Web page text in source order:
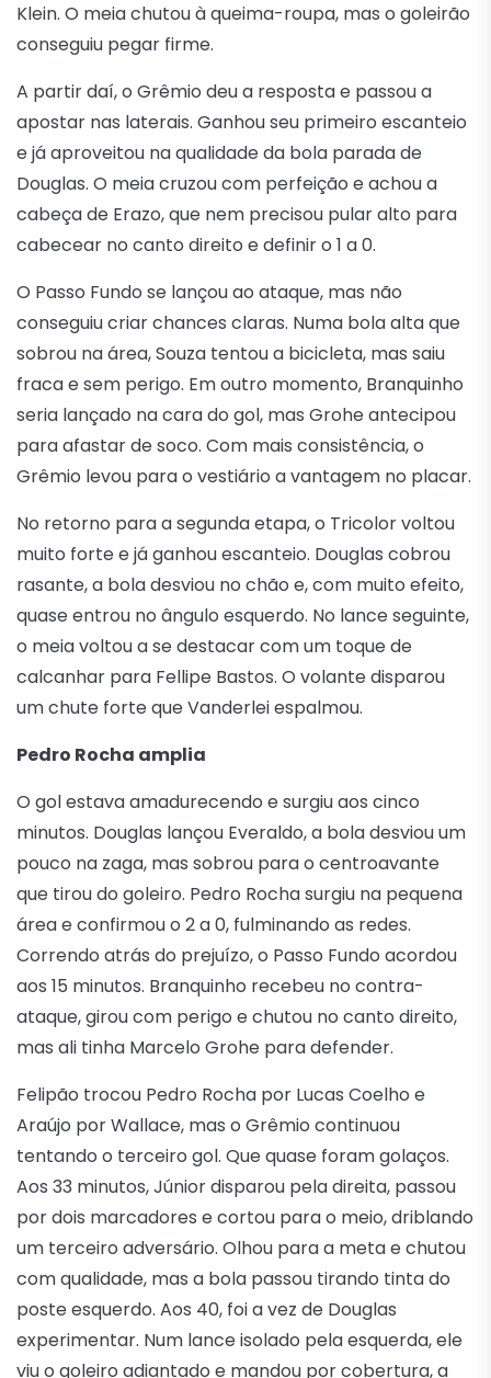
Klein. O meia chutou à queima-roupa, mas o goleirão
conseguiu pegar firme.
A partir daí, o Grêmio deu a resposta e passou a
apostar nas laterais. Ganhou seu primeiro escanteio
e já aproveitou na qualidade da bola parada de
Douglas. O meia cruzou com perfeição e achou a
cabeça de Erazo, que nem precisou pular alto para
cabecear no canto direito e definir o 1 a 0.
O Passo Fundo se lançou ao ataque, mas não
conseguiu criar chances claras. Numa bola alta que
sobrou na área, Souza tentou a bicicleta, mas saiu
fraca e sem perigo. Em outro momento, Branquinho
seria lançado na cara do gol, mas Grohe antecipou
para afastar de soco. Com mais consistência, o
Grêmio levou para o vestiário a vantagem no placar.
No retorno para a segunda etapa, o Tricolor voltou
muito forte e já ganhou escanteio. Douglas cobrou
rasante, a bola desviou no chão e, com muito efeito,
quase entrou no ângulo esquerdo. No lance seguinte,
o meia voltou a se destacar com um toque de
calcanhar para Fellipe Bastos. O volante disparou
um chute forte que Vanderlei espalmou.
Pedro Rocha amplia
O gol estava amadurecendo e surgiu aos cinco
minutos. Douglas lançou Everaldo, a bola desviou um
pouco na zaga, mas sobrou para o centroavante
que tirou do goleiro. Pedro Rocha surgiu na pequena
área e confirmou o 2 a 0, fulminando as redes.
Correndo atrás do prejuízo, o Passo Fundo acordou
aos 15 minutos. Branquinho recebeu no contra-
ataque, girou com perigo e chutou no canto direito,
mas ali tinha Marcelo Grohe para defender.
Felipão trocou Pedro Rocha por Lucas Coelho e
Araújo por Wallace, mas o Grêmio continuou
tentando o terceiro gol. Que quase foram golaços.
Aos 33 minutos, Júnior disparou pela direita, passou
por dois marcadores e cortou para o meio, driblando
um terceiro adversário. Olhou para a meta e chutou
com qualidade, mas a bola passou tirando tinta do
poste esquerdo. Aos 40, foi a vez de Douglas
experimentar. Num lance isolado pela esquerda, ele
viu o goleiro adiantado e mandou por cobertura, a